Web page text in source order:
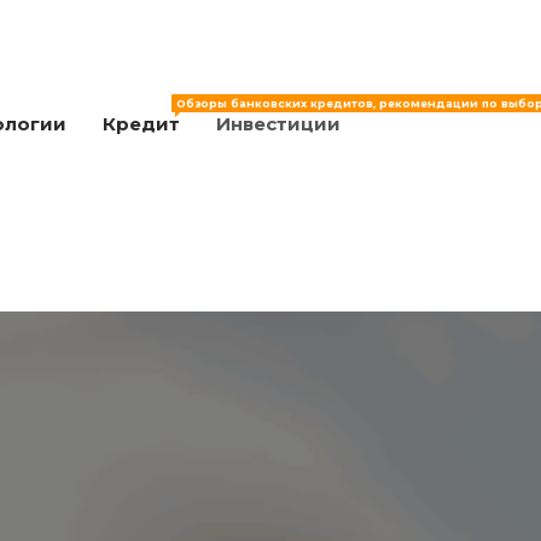
Кредит
Обзоры банковских кредитов, рекомендации по
Инвестиции